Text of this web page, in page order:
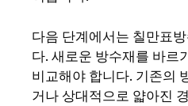
다음 단계에서는 칠만표
다. 새로운 방수재를 바르
비교해야 합니다. 기존의
거나 상대적으로 얇아진